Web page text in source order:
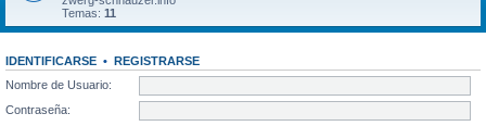
Temas: 11
IDENTIFICARSE • REGISTRARSE
Nombre de Usuario:
Contraseña: